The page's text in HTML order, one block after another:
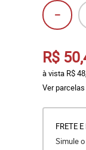
R$
à vista R$
Ver parcelas
FRETE
Simule